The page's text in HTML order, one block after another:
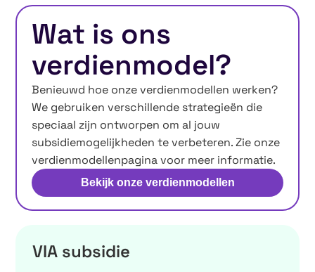
Wat is ons
verdienmodel?
Benieuwd hoe onze verdienmodellen werken?
We gebruiken verschillende strategieën die
speciaal zijn ontworpen om al jouw
subsidiemogelijkheden te verbeteren. Zie onze
verdienmodellenpagina voor meer informatie.
Bekijk onze verdienmodellen
VIA subsidie